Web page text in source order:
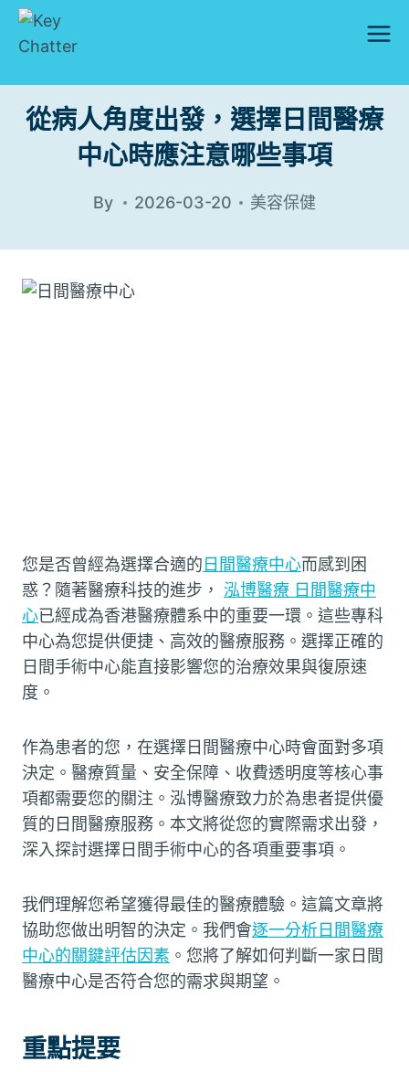
Skip
從病人角度出發，選擇日間醫療
中心時應注意哪些事項
By 2026-03-20 美容保健
您是否曾經為選擇合適的日間醫療中心而感到困
惑？隨著醫療科技的進步， 泓博醫療 日間醫療中
心已經成為香港醫療體系中的重要一環。這些專科
中心為您提供便捷、高效的醫療服務。選擇正確的
日間手術中心能直接影響您的治療效果與復原速
度。
作為患者的您，在選擇日間醫療中心時會面對多項
決定。醫療質量、安全保障、收費透明度等核心事
項都需要您的關注。泓博醫療致力於為患者提供優
質的日間醫療服務。本文將從您的實際需求出發，
深入探討選擇日間手術中心的各項重要事項。
我們理解您希望獲得最佳的醫療體驗。這篇文章將
協助您做出明智的決定。我們會逐一分析日間醫療
中心的關鍵評估因素 。您將了解如何判斷一家日間
醫療中心是否符合您的需求與期望。
重點提要